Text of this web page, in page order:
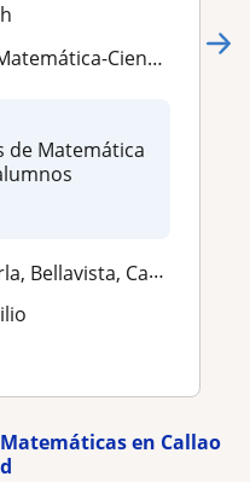
Ciencias Basicas
de Matemática
De La Legua Reynoso, Jesús...
en Callao